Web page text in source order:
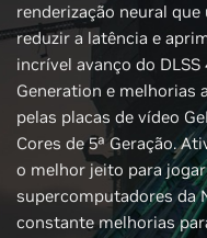
renderização neural
reduzir a latência e
incrível avanço do
Generation e melhorias
pelas placas de vídeo
Cores de 5ª Geração.
o melhor jeito para
supercomputadores da
constante melhorias